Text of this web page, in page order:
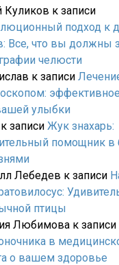
Куликов к записи
подход к
Все, что вы должны
челюсти
к записи
улыбки
к записи Жук знахарь:
помощник в
Лебедев к записи
птицы
Любимова к записи
в
о вашем здоровье